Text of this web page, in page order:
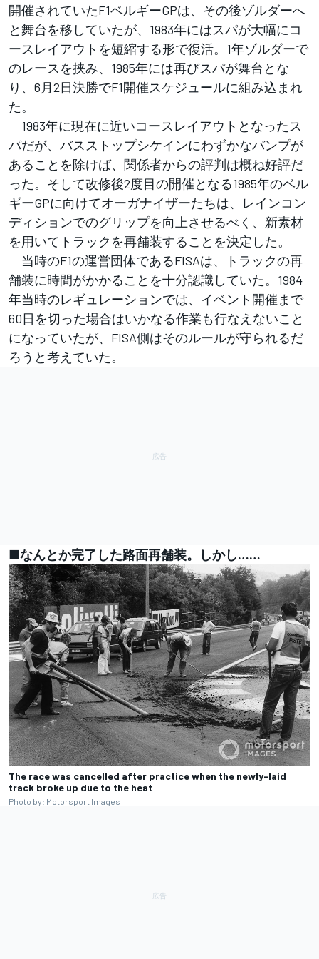
開催されていたF1ベルギーGPは、その後ゾルダーへ
と舞台を移していたが、1983年にはスパが大幅にコ
ースレイアウトを短縮する形で復活。1年ゾルダーで
のレースを挟み、1985年には再びスパが舞台とな
り、6月2日決勝でF1開催スケジュールに組み込まれ
た。
1983年に現在に近いコースレイアウトとなったス
パだが、バスストップシケインにわずかなバンプが
あることを除けば、関係者からの評判は概ね好評だ
った。そして改修後2度目の開催となる1985年のベル
ギーGPに向けてオーガナイザーたちは、レインコン
ディションでのグリップを向上させるべく、新素材
を用いてトラックを再舗装することを決定した。
当時のF1の運営団体であるFISAは、トラックの再
舗装に時間がかかることを十分認識していた。1984
年当時のレギュレーションでは、イベント開催まで
60日を切った場合はいかなる作業も行なえないこと
になっていたが、FISA側はそのルールが守られるだ
ろうと考えていた。
■なんとか完了した路面再舗装。しかし……
The race was cancelled after practice when the newly-laid
track broke up due to the heat
Photo by: Motorsport Images